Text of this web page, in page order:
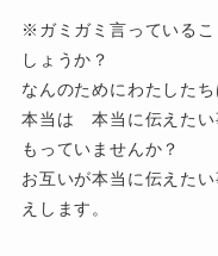
※ガミガミ言っている
しょうか？
なんのためにわたした
本当は 本当に伝えたい
もっていませんか？
お互いが本当に伝えた
えします。